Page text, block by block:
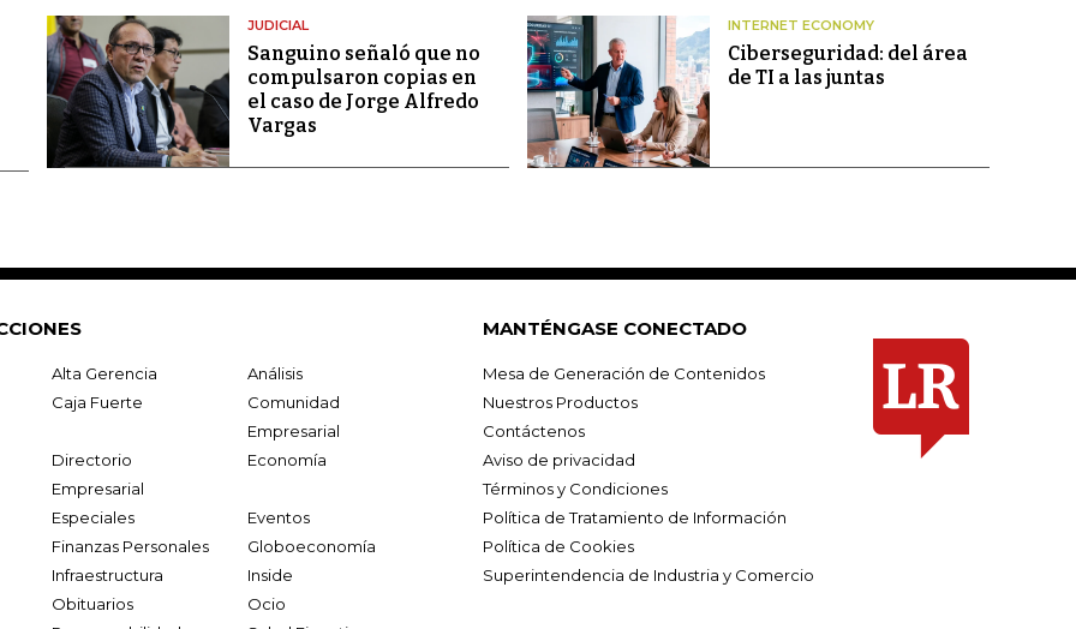
JUDICIAL
Sanguino señaló que no
compulsaron copias en
el caso de Jorge Alfredo
Vargas
INTERNET ECONOMY
Ciberseguridad: del área
de TI a las juntas
Alta Gerencia
Análisis
Caja Fuerte
Comunidad
Empresarial
Directorio
Empresarial
Economía
Especiales
Eventos
Finanzas Personales
Globoeconomía
Infraestructura
Inside
Obituarios
Ocio
MANTÉNGASE CONECTADO
Mesa de Generación de Contenidos
Nuestros Productos
Contáctenos
Aviso de privacidad
Términos y Condiciones
Política de Tratamiento de Información
Política de Cookies
Superintendencia de Industria y Comercio